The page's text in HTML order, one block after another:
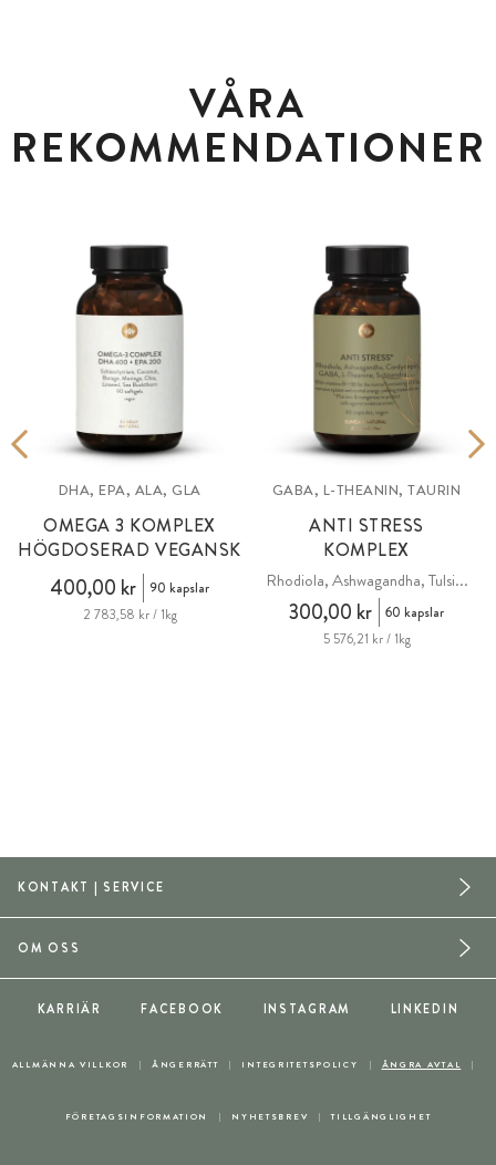
VÅRA
REKOMMENDATIONER
DHA, EPA, ALA, GLA
OMEGA 3 KOMPLEX
HÖGDOSERAD VEGANSK
400,00 kr
90 kapslar
2 783,58 kr / 1kg
GABA, L-THEANIN, TAURIN
ANTI STRESS
KOMPLEX
Rhodiola, Ashwagandha, Tulsi...
300,00 kr
60 kapslar
5 576,21 kr / 1kg
KONTAKT | SERVICE
ALLMÄNNA VILLKOR ÅNGERRÄTT INTEGRITETSPOLICY ÅNGRA AVTAL
FÖRETAGSINFORMATION NYHETSBREV TILLGÄNGLIGHET
OM OSS
KARRIÄR FACEBOOK INSTAGRAM LINKEDIN